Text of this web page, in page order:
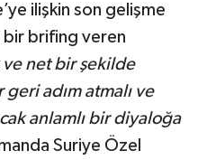
ilişkin son gelişme
bir brifing veren
ve net bir şekilde
geri adım atmalı ve
anlamlı bir diyaloğa
Suriye Özel